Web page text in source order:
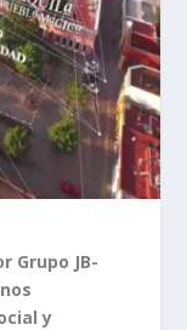
Grupo JB-
y